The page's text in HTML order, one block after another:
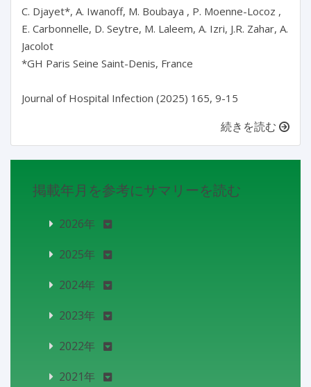
C. Djayet*, A. Iwanoff, M. Boubaya , P. Moenne-Locoz ,
E. Carbonnelle, D. Seytre, M. Laleem, A. Izri, J.R. Zahar, A.
Jacolot
*GH Paris Seine Saint-Denis, France
続きを読む
掲載年月を参考にサマリーを読む
2026年
2025年
2024年
2023年
2022年
2021年